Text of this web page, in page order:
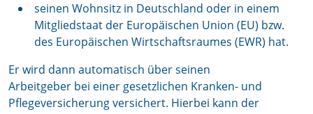
seinen Wohnsitz in Deutschland oder in einem
Mitgliedstaat der Europäischen Union (EU) bzw.
des Europäischen Wirtschaftsraumes (EWR) hat.
Er wird dann automatisch über seinen
Arbeitgeber bei einer gesetzlichen Kranken- und
Pflegeversicherung versichert. Hierbei kann der